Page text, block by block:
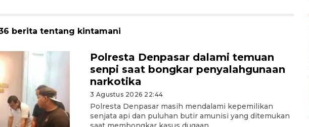
berita tentang kintamani
Polresta Denpasar dalami temuan
senpi saat bongkar penyalahgunaan
narkotika
3 Agustus 2026 22:44
Polresta Denpasar masih mendalami kepemilikan
senjata api dan puluhan butir amunisi yang ditemukan